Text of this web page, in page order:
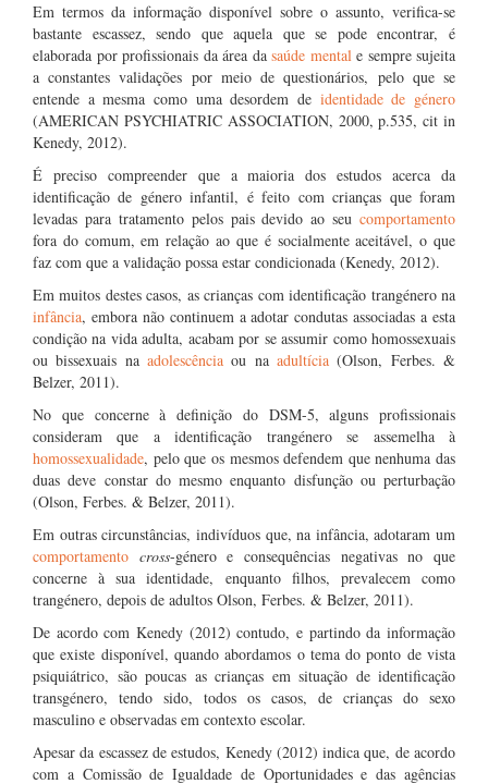
Em termos da informação disponível sobre o assunto, verifica-se
bastante escassez, sendo que aquela que se pode encontrar, é
elaborada por profissionais da área da saúde mentale sempre sujeita
a constantes validações por meio de questionários, pelo que se
entende a mesma como uma desordem de identidade de género
(AMERICAN PSYCHIATRIC ASSOCIATION, 2000, p.535, cit in
Kenedy, 2012).
É preciso compreender que a maioria dos estudos acerca da
identificação de género infantil, é feito com crianças que foram
levadas para tratamento pelos pais devido ao seu comportamento
fora do comum, em relação ao que é socialmente aceitável, o que
faz com que a validação possa estar condicionada (Kenedy, 2012).
Em muitos destes casos, as crianças com identificação trangénero na
infância, embora não continuem a adotar condutas associadas a esta
condição na vida adulta, acabam por se assumir como homossexuais
ou bissexuais na adolescência ou na adultícia (Olson, Ferbes. &
Belzer, 2011).
No que concerne à definição do DSM-5, alguns profissionais
consideram que a identificação trangénero se assemelha à
homossexualidade, pelo que os mesmos defendem que nenhuma das
duas deve constar do mesmo enquanto disfunção ou perturbação
(Olson, Ferbes. & Belzer, 2011).
Em outras circunstâncias, indivíduos que, na infância, adotaram um
comportamento cross-género e consequências negativas no que
concerne à sua identidade, enquanto filhos, prevalecem como
trangénero, depois de adultos Olson, Ferbes. & Belzer, 2011).
De acordo com Kenedy (2012) contudo, e partindo da informação
que existe disponível, quando abordamos o tema do ponto de vista
psiquiátrico, são poucas as crianças em situação de identificação
transgénero, tendo sido, todos os casos, de crianças do sexo
masculino e observadas em contexto escolar.
Apesar da escassez de estudos, Kenedy (2012) indica que, de acordo
com a Comissão de Igualdade de Oportunidades e das agências